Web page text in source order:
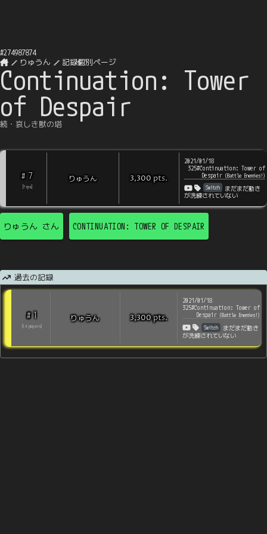
#274987874
りゅうん
記録個別ページ
Continuation: Tower
of Despair
続・哀しき獣の塔
# 7
? rps]
りゅうん 3,300 pts.
2021/01/18
325#Continuation: Tower of
Despair(Battle Enemies!)
Switch
まだまだ動き
が洗練されていない
りゅうん さん CONTINUATION: TOWER OF DESPAIR
過去の記録
# 1
14 players
りゅうん 3,300pts.
2021/01/18
325#Continuation: Tower of
Despair (Battle Enemies!)
Switch
まだまだ動き
が洗練されていない